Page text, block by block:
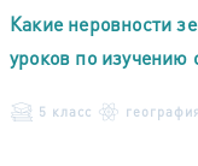
Какие неровности
уроков по
5 класс география